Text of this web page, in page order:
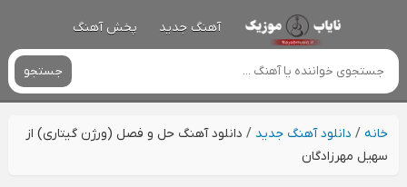
آهنگ جدید پخش آهنگ
جستجو
خانه/ دانلود آهنگ جدید / دانلود آهنگ حل و فصل (ورژن گیتاری) از
سهیل مهرزادگان